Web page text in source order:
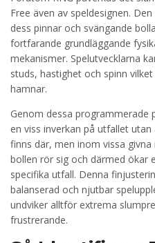
Free även av speldesignen.
dess pinnar och svängande
fortfarande grundläggande
mekanismer. Spelutvecklarna
studs, hastighet och spinn
hamnar.
Genom dessa programmerade
en viss inverkan på utfallet
finns där, men inom vissa
bollen rör sig och därmed ökar
specifika utfall. Denna
balanserad och njutbar
undviker alltför extrema
frustrerande.